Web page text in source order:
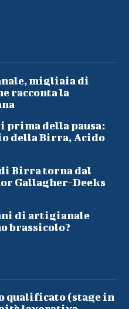
migliaia di
racconta la
della pausa:
della Birra, Acido
Birra torna dal
Gallagher-Deeks
di artigianale
brassicolo?
qualificato (stage in